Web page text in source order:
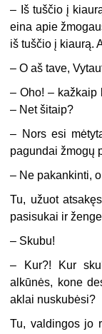
– Iš tuščio į
eina apie
iš tuščio į kiaurą.
– O aš tave,
– Oho! – kažkaip
– Net šitaip?
– Nors esi
pagundai žmogų
– Ne pakankinti,
Tu, užuot
pasisukai ir
– Skubu!
– Kur?! Kur
alkūnės, kone
aklai nuskubėsi?
Tu, valdingos jo